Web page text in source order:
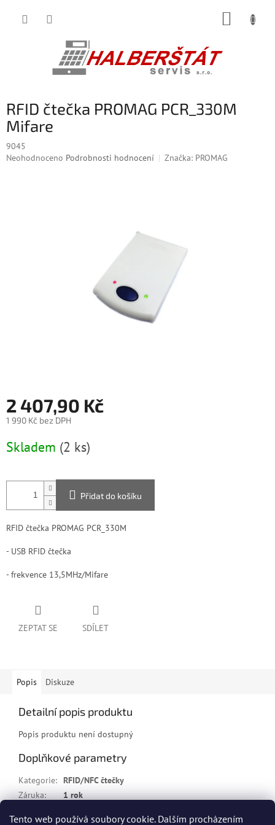
Tento web používá soubory cookie. Dalším procházením
RFID čtečka PROMAG PCR_330M
Mifare
9045
Průměrné
Neohodnoceno Podrobnosti hodnocení Značka: PROMAG
2 407,90 Kč
1 990 Kč bez DPH
cena:
Skladem (2 ks)
Přidat do košíku
RFID čtečka PROMAG PCR_330M
- USB RFID čtečka
- frekvence 13,5MHz/Mifare
ZEPTAT SE SDÍLET
Popis Diskuze
Detailní popis produktu
Popis produktu není dostupný
Doplňkové parametry
Kategorie: RFID/NFC čtečky
Záruka: 1 rok